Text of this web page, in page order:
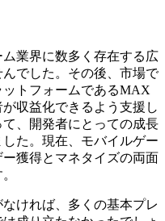
業界に数多く存在する広
でした。その後、市場で
トフォームであるMAX
収益化できるよう支援し
、開発者にとっての成長
た。現在、モバイルゲー
獲得とマネタイズの両面
ければ、多くの基本プレ